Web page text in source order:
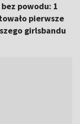
powodu: 1
pierwsze
girlsbandu